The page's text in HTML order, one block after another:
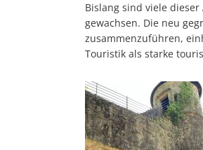
Bürgerhilfe
Bislang sind viele
gewachsen. Die neu
zusammenzuführen,
Touristik als starke